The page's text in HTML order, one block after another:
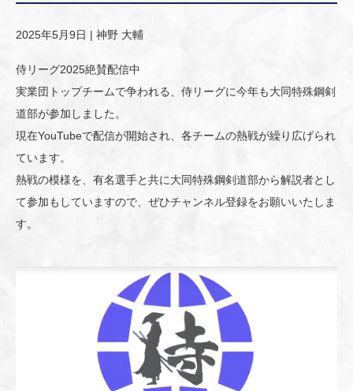
2025年5月9日 | 神野 大輔
侍リーグ2025絶賛配信中
実業団トップチームで争われる、侍リーグに今年も大同特殊鋼剣
道部が参加しました。
現在YouTubeで配信が開始され、各チームの熱戦が繰り広げられ
ています。
熱戦の模様を、有名選手と共に大同特殊鋼剣道部から解説者とし
て参加もしていますので、ぜひチャンネル登録をお願いいたしま
す。